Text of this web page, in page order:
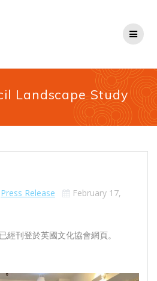
Landscape Study
Press Release
February 17,
經刊登於英國文化協會網頁。